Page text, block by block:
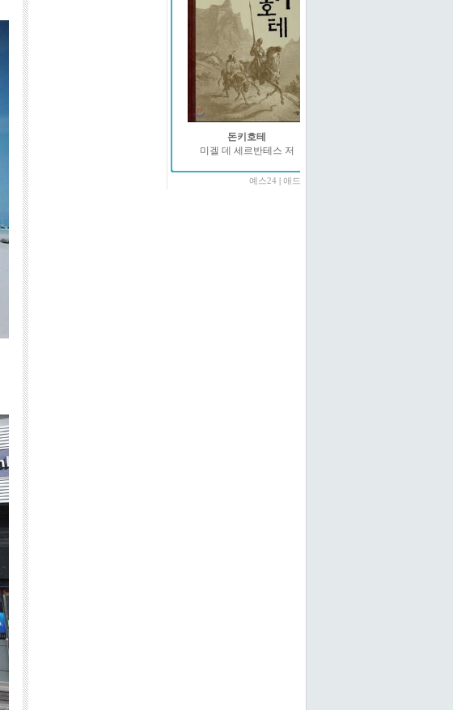
돈키호테
미겔 데 세르반테스 저
예스24 | 애드온2